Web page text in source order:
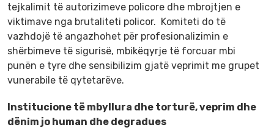
tejkalimit të autorizimeve policore dhe mbrojtjen e
viktimave nga brutaliteti policor. Komiteti do të
vazhdojë të angazhohet për profesionalizimin e
shërbimeve të sigurisë, mbikëqyrje të forcuar mbi
punën e tyre dhe sensibilizim gjatë veprimit me grupet
vunerabile të qytetarëve.
Institucione të mbyllura dhe torturë, veprim dhe
dënim jo human dhe degradues